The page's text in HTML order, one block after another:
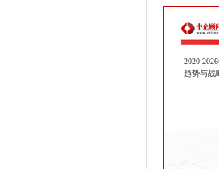
2020-
趋势与战